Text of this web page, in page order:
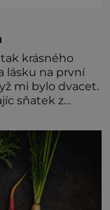
krásného
lásku na první
mi bylo dvacet.
sňatek z
oběma moc